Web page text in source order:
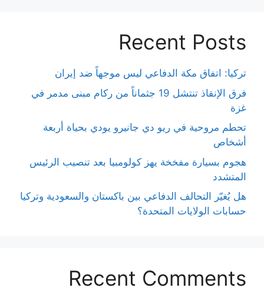
Recent Posts
تركيا: اتفاق مكة الدفاعي ليس موجهاً ضد إيران
فرق الإنقاذ تنتشل 19 جثماناً من ركام مبنى مدمر في
غزة
تحطم مروحية في ريو دي جانيرو يودي بحياة أربعة
أشخاص
هجوم بسيارة مفخخة يهز كولومبيا بعد تنصيب الرئيس
المتشدد
هل يُغيّر التحالف الدفاعي بين باكستان والسعودية وتركيا
حسابات الولايات المتحدة؟
Recent Comments